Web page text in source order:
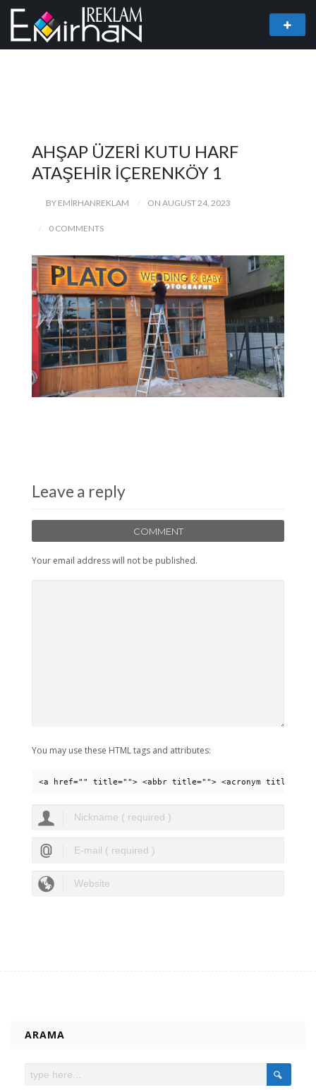
AHŞAP ÜZERİ KUTU HARF
ATAŞEHİR İÇERENKÖY 1
BY EMIRHANREKLAM ON AUGUST 24, 2023
0 COMMENTS
Leave a reply
COMMENT
Your email address will not be published.
You may use these HTML tags and attributes:
<a href="" title=""> <abbr title=""> <acronym title="">
ARAMA